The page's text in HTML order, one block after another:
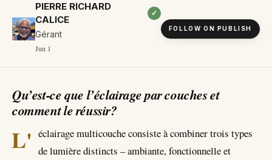
PIERRE RICHARD
CALICE
✓
Gérant
Jun 1
FOLLOW ON PUBLISH
Qu’est-ce que l’éclairage par couches et
comment le réussir?
L' éclairage multicouche consiste à combiner trois types
de lumière distincts – ambiante, fonctionnelle et